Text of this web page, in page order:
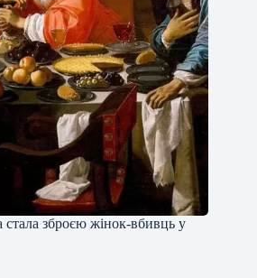
стала зброєю жінок-вбивць у